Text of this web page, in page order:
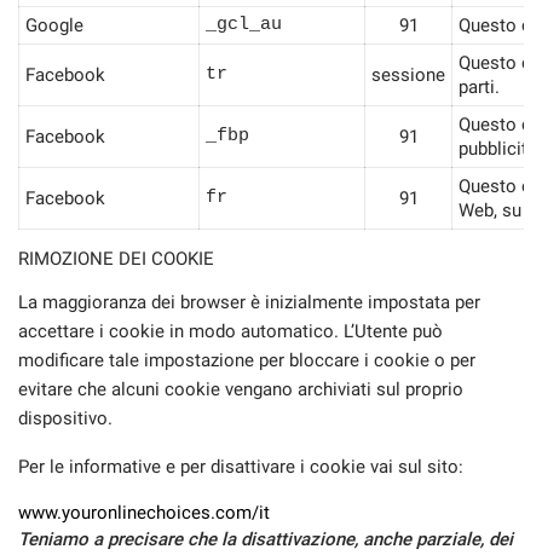
Google
_gcl_au 91 Questo
Facebook tr sessione
Questo
parti.
Facebook _fbp 91
Questo
Facebook fr 91
Questo
Web, su
RIMOZIONE DEI COOKIE
La maggioranza dei browser è inizialmente impostata per
accettare i cookie in modo automatico. L’Utente può
modificare tale impostazione per bloccare i cookie o per
evitare che alcuni cookie vengano archiviati sul proprio
dispositivo.
Per le informative e per disattivare i cookie vai sul sito:
www.youronlinechoices.com/it
Teniamo a precisare che la disattivazione, anche parziale, dei